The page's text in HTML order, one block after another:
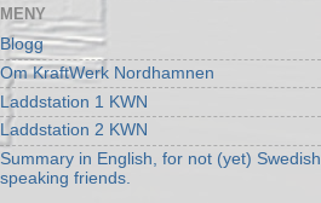
MENY
Blogg
Om KraftWerk Nordhamnen
Laddstation 1 KWN
Laddstation 2 KWN
Summary in English, for not (yet) Swedish
speaking friends.